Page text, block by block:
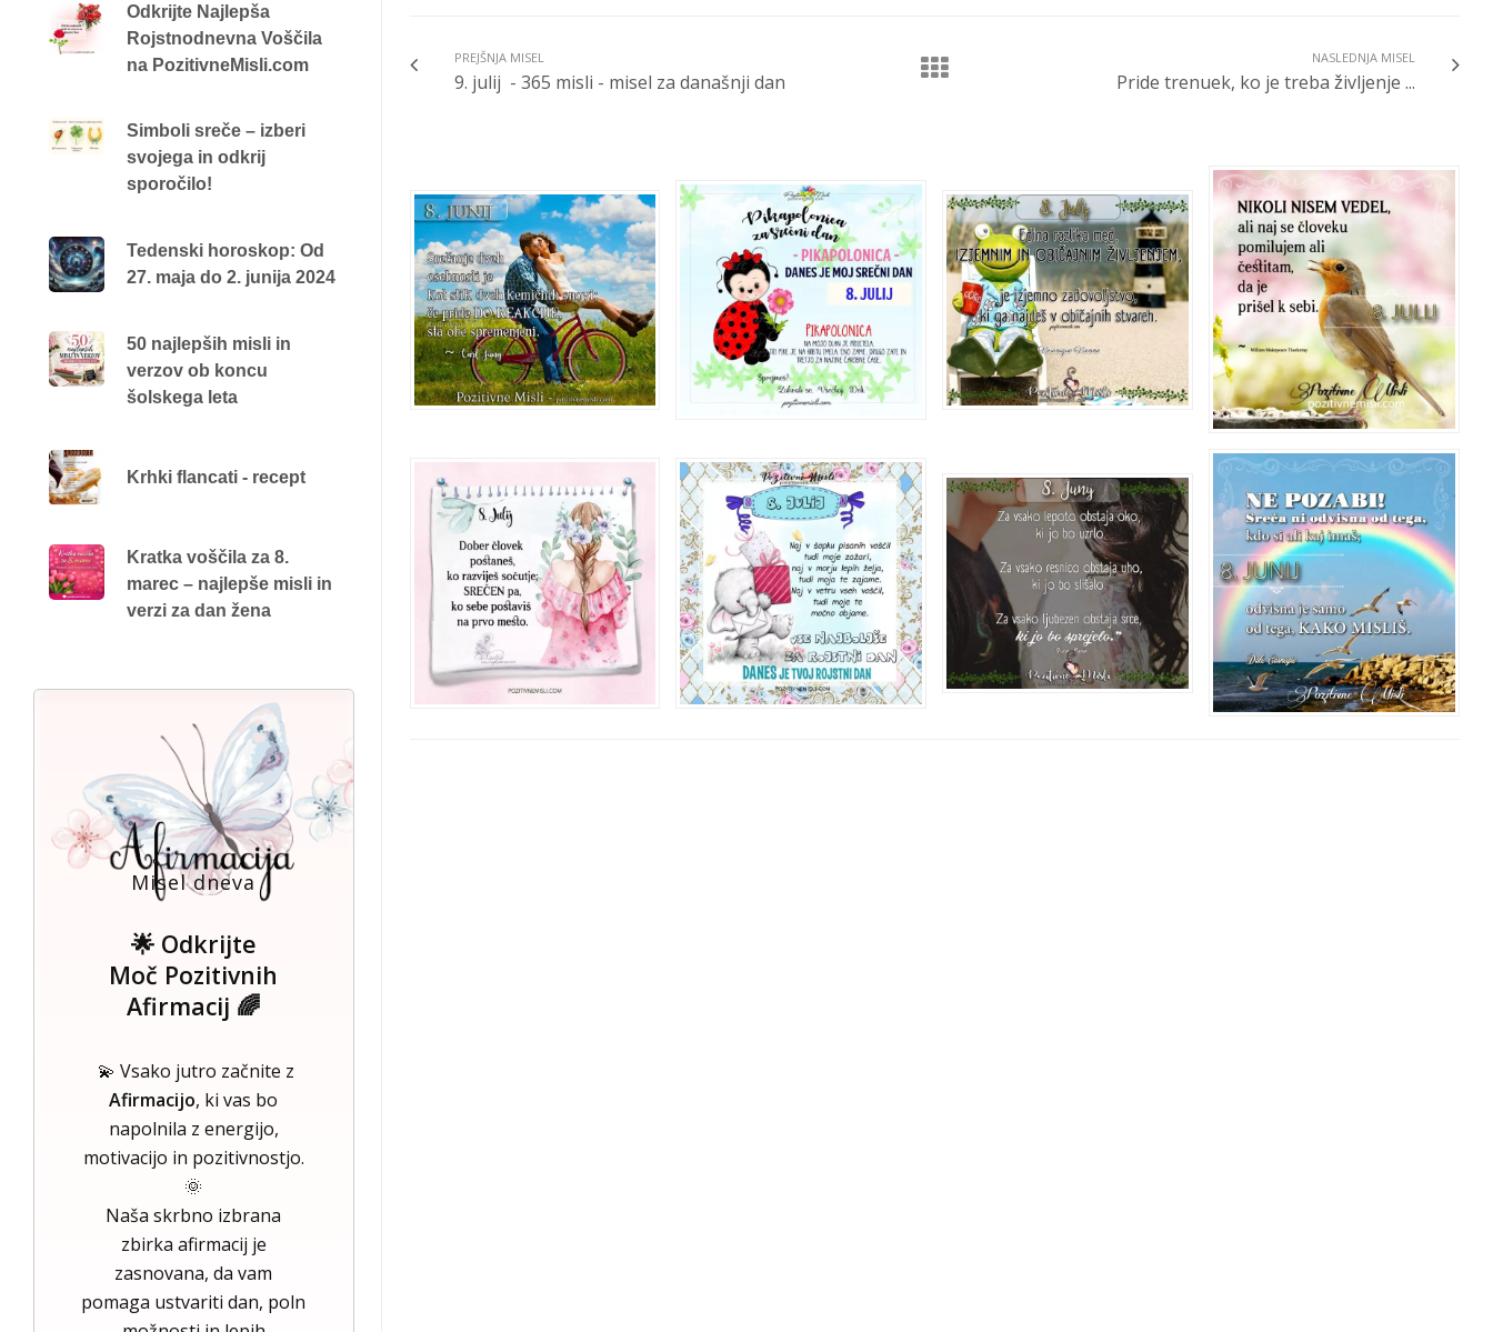
PREJŠNJA MISEL
9. julij - 365 misli - misel za današnji dan
NASLEDNJA MISEL
Pride trenuek, ko je treba življenje ...
Odkrijte Najlepša
Rojstnodnevna Voščila
na PozitivneMisli.com
Simboli sreče – izberi
svojega in odkrij
sporočilo!
Tedenski horoskop: Od
27. maja do 2. junija 2024
50 najlepših misli in
verzov ob koncu
šolskega leta
Krhki flancati - recept
Kratka voščila za 8.
marec – najlepše misli in
verzi za dan žena
Misel dneva
🌟 Odkrijte
Moč Pozitivnih
Afirmacij 🌈
💫 Vsako jutro začnite z
Afirmacijo, ki vas bo
napolnila z energijo,
motivacijo in pozitivnostjo.
🌞
Naša skrbno izbrana
zbirka afirmacij je
zasnovana, da vam
pomaga ustvariti dan, poln